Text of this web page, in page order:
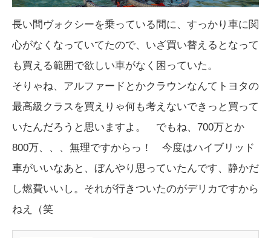
長い間ヴォクシーを乗っている間に、すっかり車に関
心がなくなっていてたので、いざ買い替えるとなって
も買える範囲で欲しい車がなく困っていた。
そりゃね、アルファードとかクラウンなんてトヨタの
最高級クラスを買えりゃ何も考えないできっと買って
いたんだろうと思いますよ。 でもね、700万とか
800万、、、無理ですからっ！ 今度はハイブリッド
車がいいなあと、ぼんやり思っていたんです、静かだ
し燃費いいし。それが行きついたのがデリカですから
ねえ（笑